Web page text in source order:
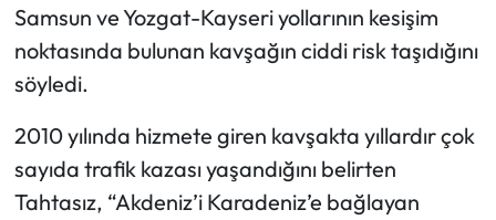
Samsun ve Yozgat-Kayseri yollarının kesişim
noktasında bulunan kavşağın ciddi risk taşıdığını
söyledi.
2010 yılında hizmete giren kavşakta yıllardır çok
sayıda trafik kazası yaşandığını belirten
Tahtasız, “Akdeniz’i Karadeniz’e bağlayan
Oğuzlar Haberleri
Ortaköy Haberleri
Osmancık Haberleri
Otomotiv